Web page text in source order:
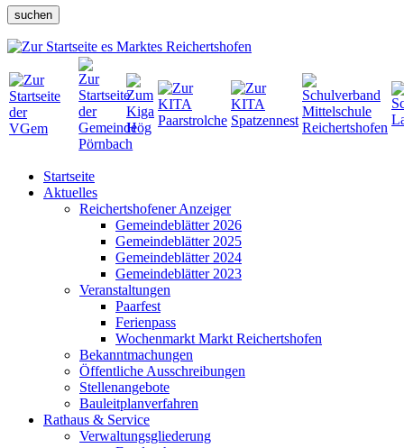
suchen
Startseite
Aktuelles
Reichertshofener Anzeiger
Gemeindeblätter 2026
Gemeindeblätter 2025
Gemeindeblätter 2024
Gemeindeblätter 2023
Veranstaltungen
Paarfest
Ferienpass
Wochenmarkt Markt Reichertshofen
Bekanntmachungen
Öffentliche Ausschreibungen
Stellenangebote
Bauleitplanverfahren
Rathaus & Service
Verwaltungsgliederung